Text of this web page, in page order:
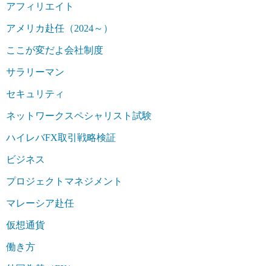
アフィリエイト
アメリカ赴任（2024～）
ここが変だよ会社制度
サラリーマン
セキュリティ
ネットワークスペシャリスト試験
ハイレバFX取引戦略検証
ビジネス
プロジェクトマネジメント
マレーシア赴任
仮想通貨
働き方